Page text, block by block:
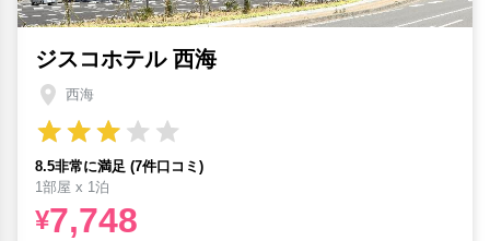
ジスコホテル 西海
西海
8.5非常に満足 (7件口コミ)
1部屋 x 1泊
¥7,748